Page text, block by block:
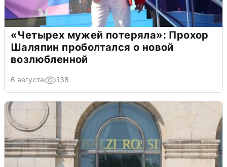
«Четырех мужей потеряла»: Прохор
Шаляпин проболтался о новой
возлюбленной
6 августа 138